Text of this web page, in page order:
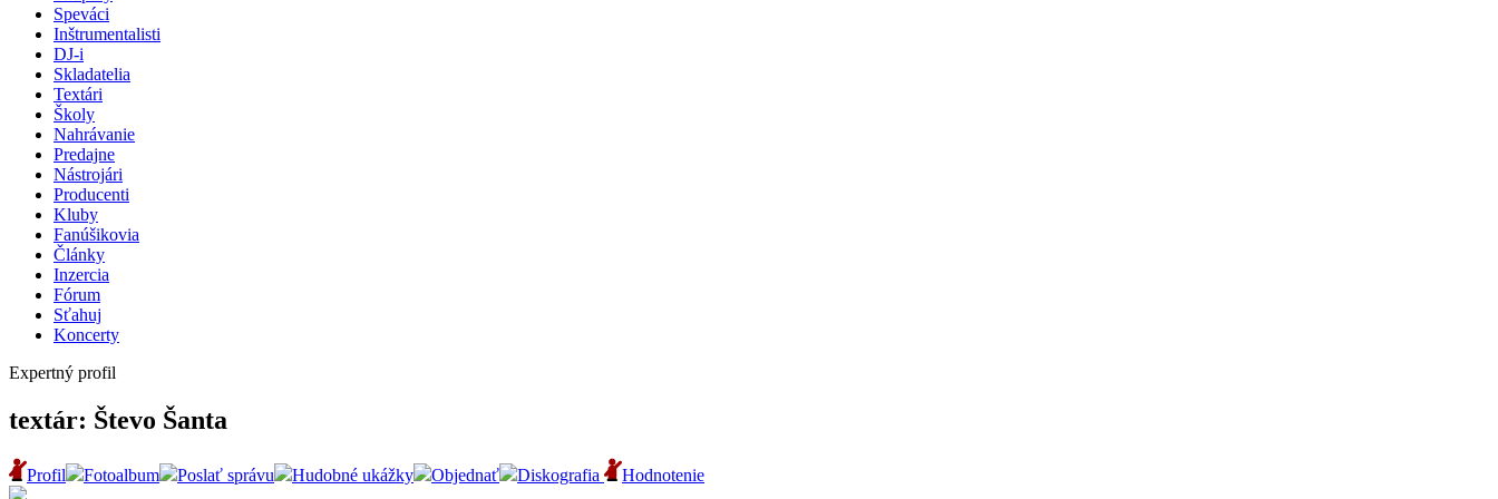
Speváci
Inštrumentalisti
DJ-i
Skladatelia
Textári
Školy
Nahrávanie
Predajne
Nástrojári
Producenti
Kluby
Fanúšikovia
Články
Inzercia
Fórum
Sťahuj
Koncerty
Expertný profil
textár: Števo Šanta
Profil Fotoalbum Poslať správu Hudobné ukážky Objednať Diskografia Hodnotenie